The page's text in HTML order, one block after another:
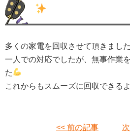
多くの家電を回収させて頂きました
一人での対応でしたが、無事作業
た
これからもスムーズに回収できる
<< 前の記事